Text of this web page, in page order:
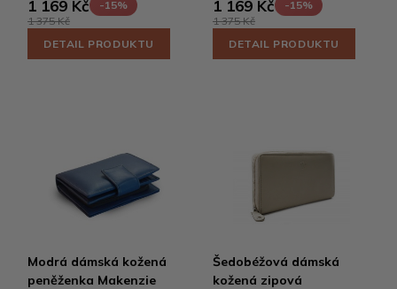
1 169 Kč
-15%
1 375 Kč
DETAIL PRODUKTU
1 169 Kč
-15%
1 375 Kč
DETAIL PRODUKTU
Modrá dámská kožená
peněženka Makenzie
Šedobéžová dámská
kožená zipová